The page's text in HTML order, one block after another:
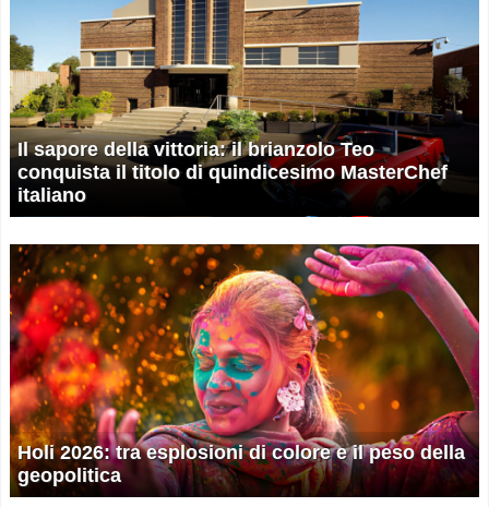
Il sapore della vittoria: il brianzolo Teo
conquista il titolo di quindicesimo MasterChef
italiano
Holi 2026: tra esplosioni di colore e il peso della
geopolitica